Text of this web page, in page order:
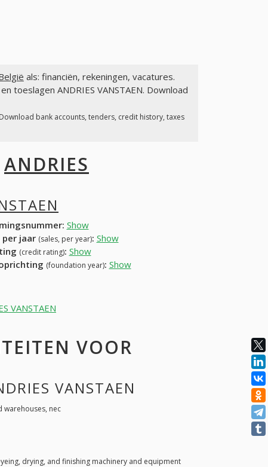
als: financiën, rekeningen, vacatures.
toeslagen ANDRIES VANSTAEN. Download
bank accounts, tenders, credit history, taxes
ANDRIES
Show
per jaar (sales, per year): Show
(credit rating): Show
(foundation year): Show
VANSTAEN
VOOR
VANSTAEN
warehouses, nec
drying, and finishing machinery and equipment